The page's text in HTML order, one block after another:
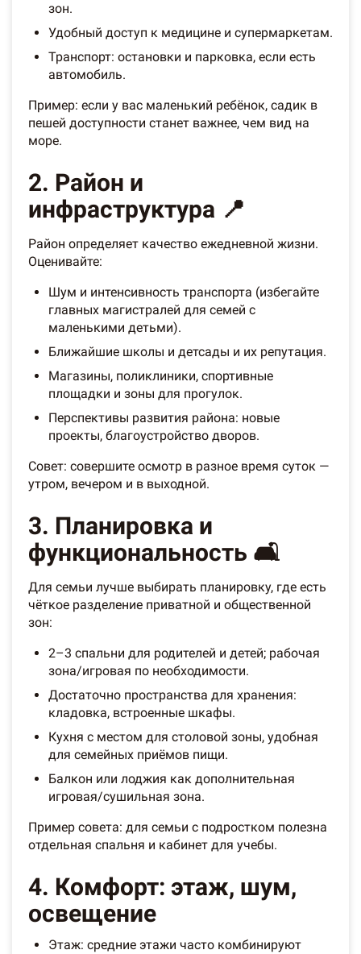
зон.
Удобный доступ к медицине и супермаркетам.
Транспорт: остановки и парковка, если есть
автомобиль.
Пример: если у вас маленький ребёнок, садик в
пешей доступности станет важнее, чем вид на
море.
2. Район и
инфраструктура 📍
Район определяет качество ежедневной жизни.
Оценивайте:
Шум и интенсивность транспорта (избегайте
главных магистралей для семей с
маленькими детьми).
Ближайшие школы и детсады и их репутация.
Магазины, поликлиники, спортивные
площадки и зоны для прогулок.
Перспективы развития района: новые
проекты, благоустройство дворов.
Совет: совершите осмотр в разное время суток —
утром, вечером и в выходной.
3. Планировка и
функциональность 🛋️
Для семьи лучше выбирать планировку, где есть
чёткое разделение приватной и общественной
зон:
2–3 спальни для родителей и детей; рабочая
зона/игровая по необходимости.
Достаточно пространства для хранения:
кладовка, встроенные шкафы.
Кухня с местом для столовой зоны, удобная
для семейных приёмов пищи.
Балкон или лоджия как дополнительная
игровая/сушильная зона.
Пример совета: для семьи с подростком полезна
отдельная спальня и кабинет для учебы.
4. Комфорт: этаж, шум,
освещение
Этаж: средние этажи часто комбинируют